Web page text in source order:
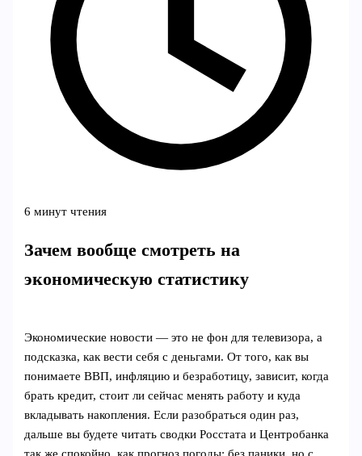
6 минут чтения
Зачем вообще смотреть на
экономическую статистику
Экономические новости — это не фон для телевизора, а
подсказка, как вести себя с деньгами. От того, как вы
понимаете ВВП, инфляцию и безработицу, зависит, когда
брать кредит, стоит ли сейчас менять работу и куда
вкладывать накопления. Если разобраться один раз,
дальше вы будете читать сводки Росстата и Центробанка